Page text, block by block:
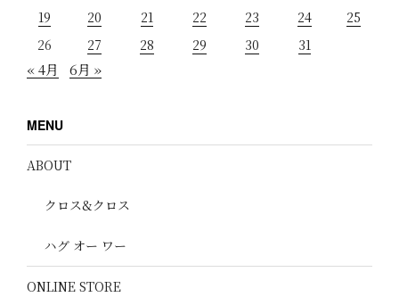
19
20 21 22 23 24
25
26
27 28 29 30 31
« 4月 6月 »
MENU
ABOUT
クロス&クロス
ハグ オー ワー
ONLINE STORE